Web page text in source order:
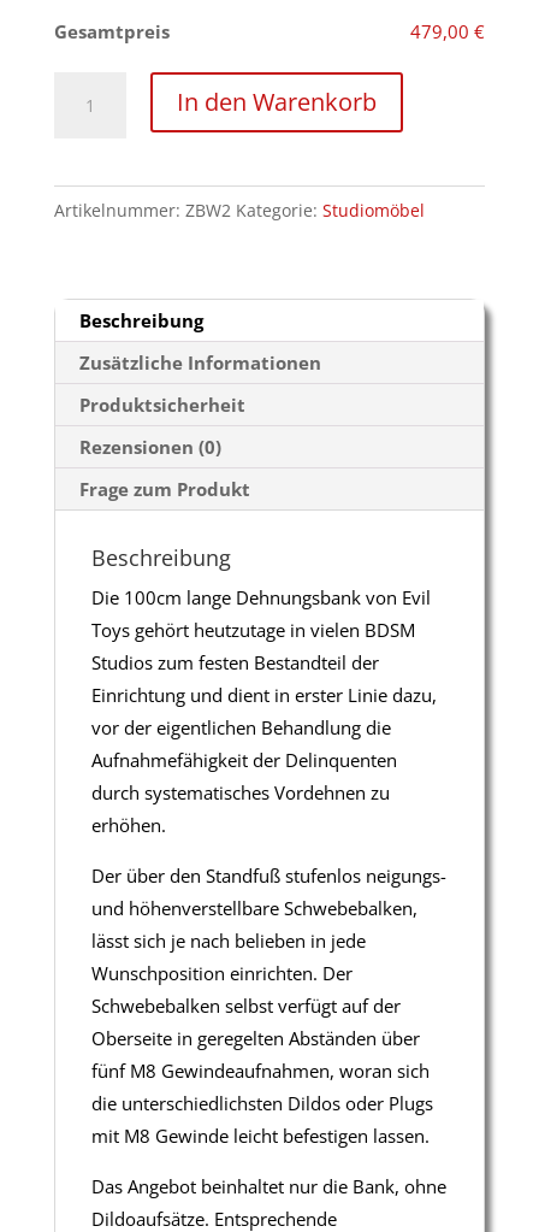
Gesamtpreis
479,00 €
Dehnungsbank
In den Warenkorb
Artikelnummer: ZBW2 Kategorie: Studiomöbel
Beschreibung
Zusätzliche Informationen
Produktsicherheit
Rezensionen (0)
Frage zum Produkt
Beschreibung
Die 100cm lange Dehnungsbank von Evil
Toys gehört heutzutage in vielen BDSM
Studios zum festen Bestandteil der
Einrichtung und dient in erster Linie dazu,
vor der eigentlichen Behandlung die
Aufnahmefähigkeit der Delinquenten
durch systematisches Vordehnen zu
erhöhen.
Der über den Standfuß stufenlos neigungs-
und höhenverstellbare Schwebebalken,
lässt sich je nach belieben in jede
Wunschposition einrichten. Der
Schwebebalken selbst verfügt auf der
Oberseite in geregelten Abständen über
fünf M8 Gewindeaufnahmen, woran sich
die unterschiedlichsten Dildos oder Plugs
mit M8 Gewinde leicht befestigen lassen.
Das Angebot beinhaltet nur die Bank, ohne
Dildoaufsätze. Entsprechende